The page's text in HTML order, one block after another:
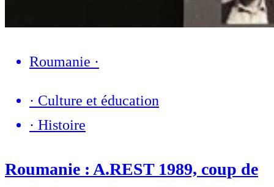
Roumanie ·
· Culture et éducation
· Histoire
Roumanie : A.REST 1989, coup de